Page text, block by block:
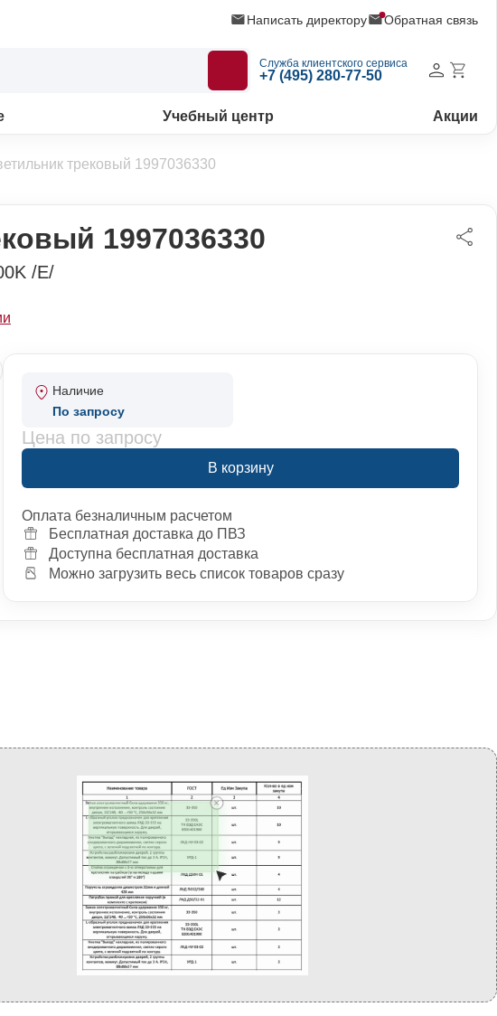
Написать директору Обратная связь
Служба клиентского сервиса
+7 (495) 280-77-50
Учебный центр Акции
трековый 1997036330
1997036330
/E/
Наличие
По запросу
Цена по запросу
В корзину
Оплата безналичным расчетом
Бесплатная доставка до ПВЗ
Доступна бесплатная доставка
Можно загрузить весь список товаров сразу